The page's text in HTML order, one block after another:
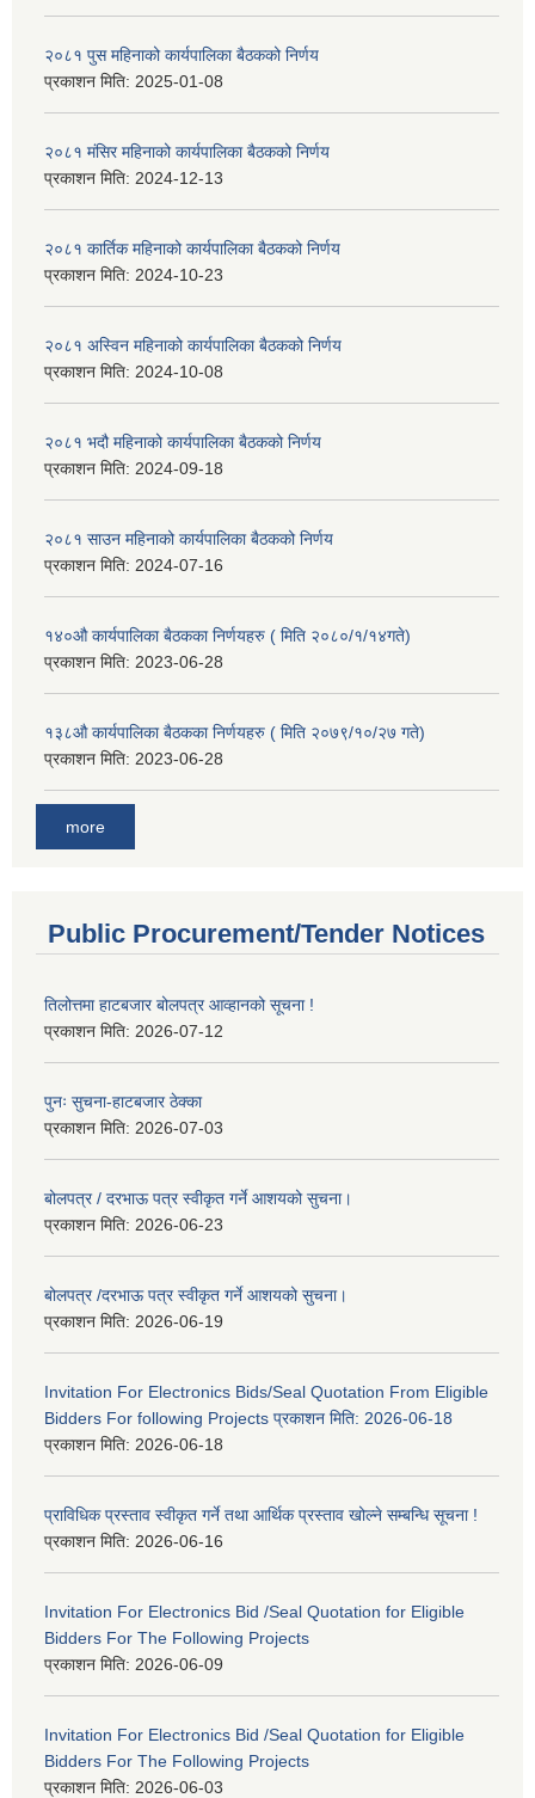
२०८१ पुस महिनाको कार्यपालिका बैठकको निर्णय
प्रकाशन मिति: 2025-01-08
२०८१ मंसिर महिनाको कार्यपालिका बैठकको निर्णय
प्रकाशन मिति: 2024-12-13
२०८१ कार्तिक महिनाको कार्यपालिका बैठकको निर्णय
प्रकाशन मिति: 2024-10-23
२०८१ अस्विन महिनाको कार्यपालिका बैठकको निर्णय
प्रकाशन मिति: 2024-10-08
२०८१ भदौ महिनाको कार्यपालिका बैठकको निर्णय
प्रकाशन मिति: 2024-09-18
२०८१ साउन महिनाको कार्यपालिका बैठकको निर्णय
प्रकाशन मिति: 2024-07-16
१४०औ कार्यपालिका बैठकका निर्णयहरु ( मिति २०८०/१/१४गते)
प्रकाशन मिति: 2023-06-28
१३८औ कार्यपालिका बैठकका निर्णयहरु ( मिति २०७९/१०/२७ गते)
प्रकाशन मिति: 2023-06-28
more
Public Procurement/Tender Notices
तिलोत्तमा हाटबजार बोलपत्र आव्हानको सूचना !
प्रकाशन मिति: 2026-07-12
पुनः सुचना-हाटबजार ठेक्का
प्रकाशन मिति: 2026-07-03
बोलपत्र / दरभाऊ पत्र स्वीकृत गर्ने आशयको सुचना।
प्रकाशन मिति: 2026-06-23
बोलपत्र /दरभाऊ पत्र स्वीकृत गर्ने आशयको सुचना।
प्रकाशन मिति: 2026-06-19
Invitation For Electronics Bids/Seal Quotation From Eligible
Bidders For following Projects प्रकाशन मिति: 2026-06-18
प्रकाशन मिति: 2026-06-18
प्राविधिक प्रस्ताव स्वीकृत गर्ने तथा आर्थिक प्रस्ताव खोल्ने सम्बन्धि सूचना !
प्रकाशन मिति: 2026-06-16
Invitation For Electronics Bid /Seal Quotation for Eligible
Bidders For The Following Projects
प्रकाशन मिति: 2026-06-09
Invitation For Electronics Bid /Seal Quotation for Eligible
Bidders For The Following Projects
प्रकाशन मिति: 2026-06-03